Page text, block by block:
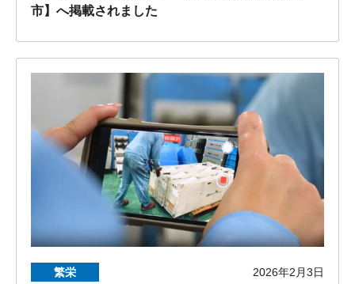
市】へ掲載されました
繁栄 2026年2月3日